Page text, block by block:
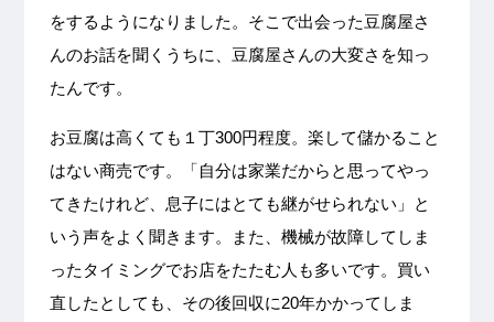
をするようになりました。そこで出会った豆腐屋さ
んのお話を聞くうちに、豆腐屋さんの大変さを知っ
たんです。
お豆腐は高くても１丁300円程度。 楽して儲かること
はない商売です。「自分は家業だからと思ってやっ
てきたけれど、息子にはとても継がせられない」と
いう声をよく聞きます。また、機械が故障してしま
ったタイミングでお店をたたむ人も多いです。買い
直したとしても、その後回収に20年かかってしま